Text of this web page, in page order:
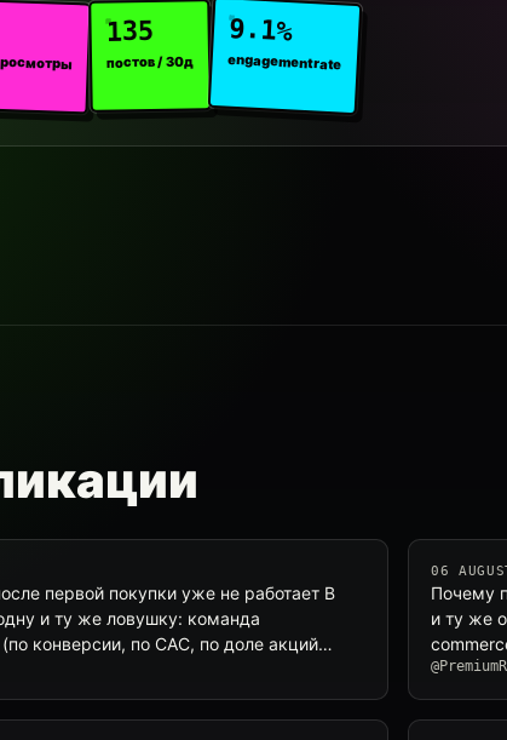
135
постов / 30д
9.1%
engagement rate
первой покупки уже не работает В
и ту же ловушку: команда
конверсии, по CAC, по доле акций…
06
Почему
и ту же